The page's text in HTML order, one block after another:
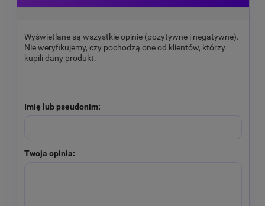
Wyświetlane są wszystkie opinie (pozytywne i negatywne).
Nie weryfikujemy, czy pochodzą one od klientów, którzy
kupili dany produkt.
Imię lub pseudonim:
Twoja opinia: